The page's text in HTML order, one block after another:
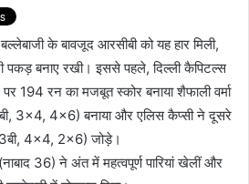
के बावजूद आरसीबी को यह हार मिली,
पकड़ बनाए रखी। इससे पहले, दिल्ली कैपिटल्स
194 रन का मजबूत स्कोर बनाया शैफाली वर्मा
3×4, 4×6) बनाया और एलिस कैप्सी ने दूसरे
4×4, 2×6) जोड़े।
36) ने अंत में महत्वपूर्ण पारियां खेलीं और